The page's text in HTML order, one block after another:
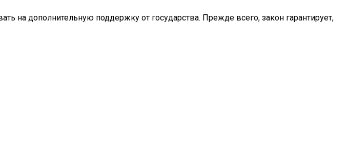
на дополнительную поддержку от государства. Прежде всего, закон гарантирует,